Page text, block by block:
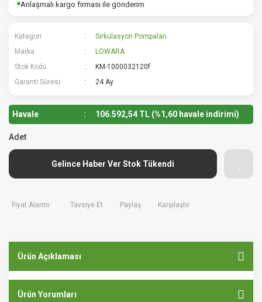
Anlaşmalı kargo firması ile gönderim
Kategori
Sirkülasyon Pompaları
Marka
LOWARA
Stok Kodu
KM-1000032120f
Garanti Süresi
24 Ay
Havale 106.592,54 TL (%1,60 havale indirimi)
Adet
Gelince Haber Ver Stok Tükendi
Fiyat Alarmı Tavsiye Et Paylaş Karşılaştır
Ürün Açıklaması
Ürün Yorumları